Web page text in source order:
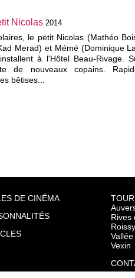
Nicolas 2014
le petit Nicolas (Mathéo
Merad) et Mémé (Dominique
à l'Hôtel Beau-Rivage.
de nouveaux copains.
bêtises...
DE CINÉMA
Rives
Vexin